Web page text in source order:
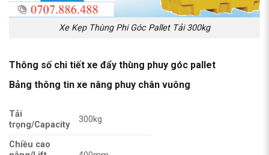
Xe Kẹp Thùng Phi Góc Pallet Tải 300kg
Thông số chi tiết xe đẩy thùng phuy góc pallet
Bảng thông tin xe nâng phuy chân vuông
Tải
trọng/Capacity
300kg
Chiều cao